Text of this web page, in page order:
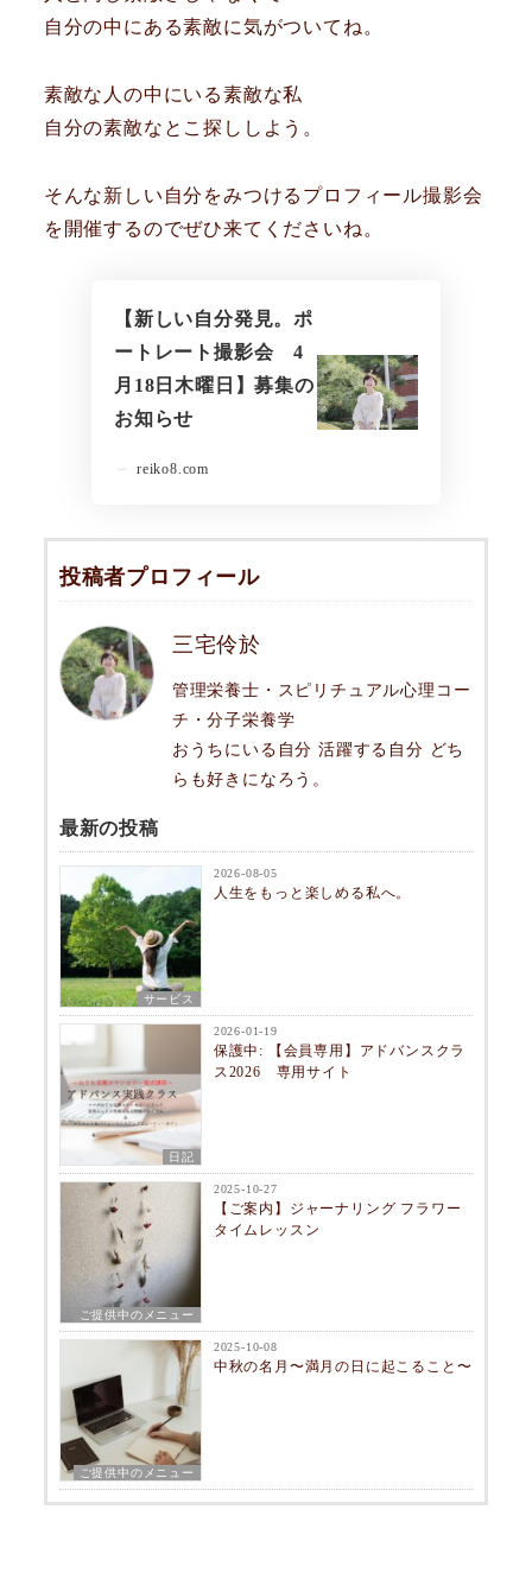
自分の中にある素敵に気がついてね。
素敵な人の中にいる素敵な私
自分の素敵なとこ探ししよう。
そんな新しい自分をみつけるプロフィール撮影会
を開催するのでぜひ来てくださいね。
【新しい自分発見。ポ
ートレート撮影会 4
月18日木曜日】募集の
お知らせ
reiko8.com
投稿者プロフィール
三宅伶於
管理栄養士・スピリチュアル心理コー
チ・分子栄養学
おうちにいる自分 活躍する自分 どち
らも好きになろう。
最新の投稿
サービス
2026-08-05
人生をもっと楽しめる私へ。
日記
2026-01-19
保護中: 【会員専用】アドバンスクラ
ス2026 専用サイト
ご提供中のメニュー
2025-10-27
【ご案内】ジャーナリング フラワー
タイムレッスン
ご提供中のメニュー
2025-10-08
中秋の名月〜満月の日に起こること〜